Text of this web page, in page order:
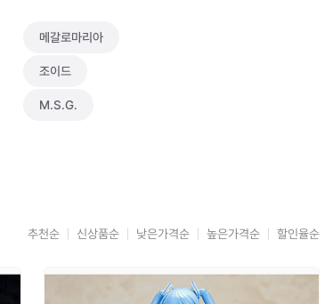
메갈로마리아
조이드
M.S.G.
추천순 신상품순 낮은가격순 높은가격순 할인율순